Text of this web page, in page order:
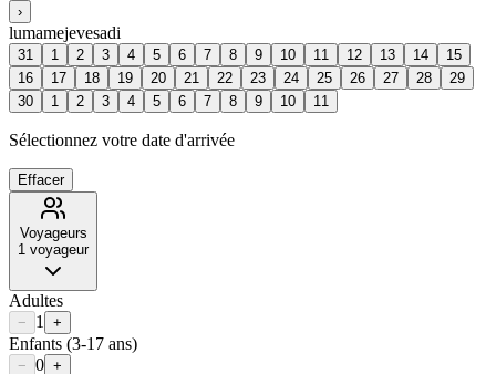
›
lumamejevesadi
31 1 2 3 4 5 6 7 8 9 10 11 12 13 14
15
16
17 18 19 20 21 22 23 24 25 26 27 28
29
30
1 2 3 4 5 6 7 8 9 10 11
Sélectionnez votre date d'arrivée
Effacer
Voyageurs
1 voyageur
Adultes
− 1 +
Enfants (3-17 ans)
− 0 +